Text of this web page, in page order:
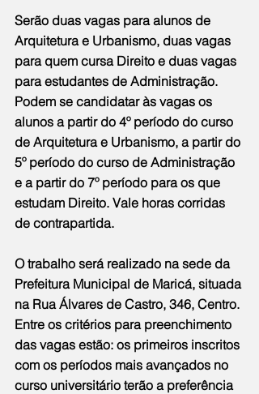
Serão duas vagas para alunos de
Arquitetura e Urbanismo, duas vagas
para quem cursa Direito e duas vagas
para estudantes de Administração.
Podem se candidatar às vagas os
alunos a partir do 4º período do curso
de Arquitetura e Urbanismo, a partir do
5º período do curso de Administração
e a partir do 7º período para os que
estudam Direito. Vale horas corridas
de contrapartida.
O trabalho será realizado na sede da
Prefeitura Municipal de Maricá, situada
na Rua Álvares de Castro, 346, Centro.
Entre os critérios para preenchimento
das vagas estão: os primeiros inscritos
com os períodos mais avançados no
curso universitário terão a preferência